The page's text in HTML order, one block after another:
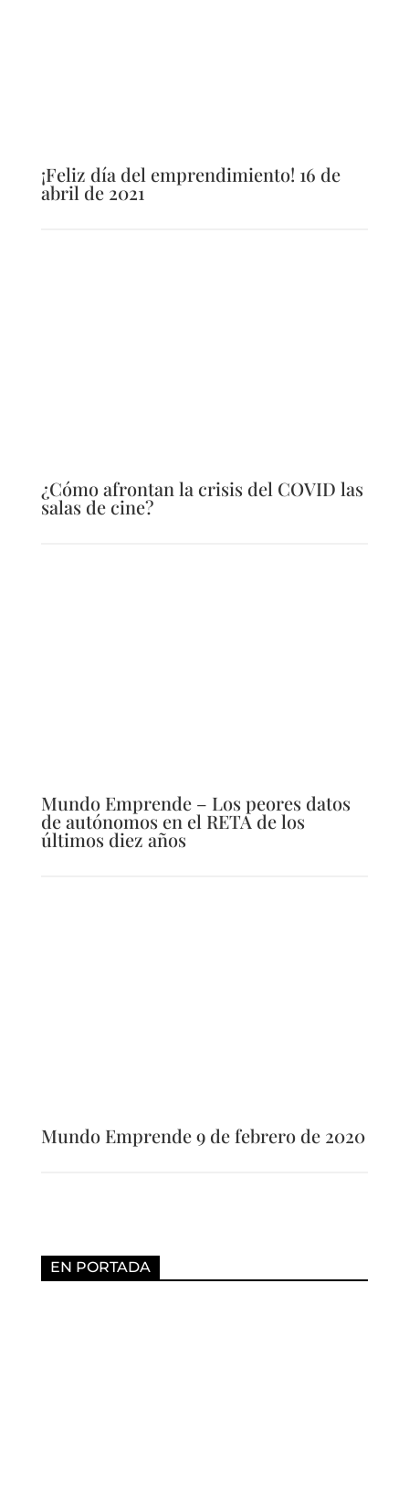
¡Feliz día del emprendimiento! 16 de
abril de 2021
¿Cómo afrontan la crisis del COVID las
salas de cine?
Mundo Emprende – Los peores datos
de autónomos en el RETA de los
últimos diez años
Mundo Emprende 9 de febrero de 2020
EN PORTADA